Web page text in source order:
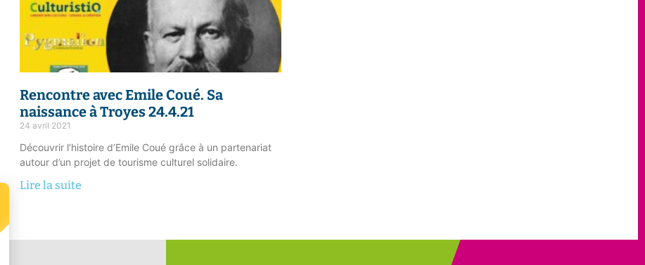
Rencontre avec Emile Coué. Sa
naissance à Troyes24.4.21
24 avril 2021
Découvrir l’histoire d’Emile Coué grâce à un partenariat
autour d’un projet de tourisme culturel solidaire.
Lire la suite